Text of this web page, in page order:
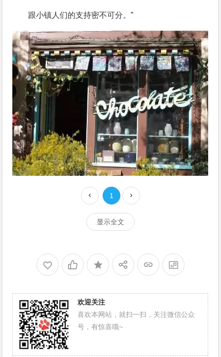
跟小镇人们的支持密不可分。”
1
显示全文
欢迎关注
喜欢本网站，就扫一扫，关注微信公众
号，有惊喜哦~